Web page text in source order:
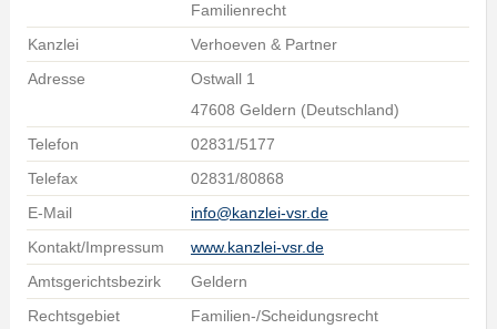
Familienrecht
Kanzlei
Verhoeven & Partner
Adresse
Ostwall 1
47608 Geldern (Deutschland)
Telefon
02831/5177
Telefax
02831/80868
E-Mail
info@kanzlei-vsr.de
Kontakt/Impressum
www.kanzlei-vsr.de
Amtsgerichtsbezirk
Geldern
Rechtsgebiet
Familien-/Scheidungsrecht